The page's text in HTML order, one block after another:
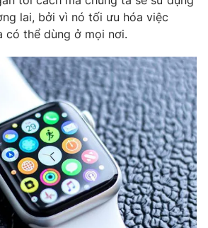
lai, bởi vì nó tối ưu hóa việc
có thể dùng ở mọi nơi.